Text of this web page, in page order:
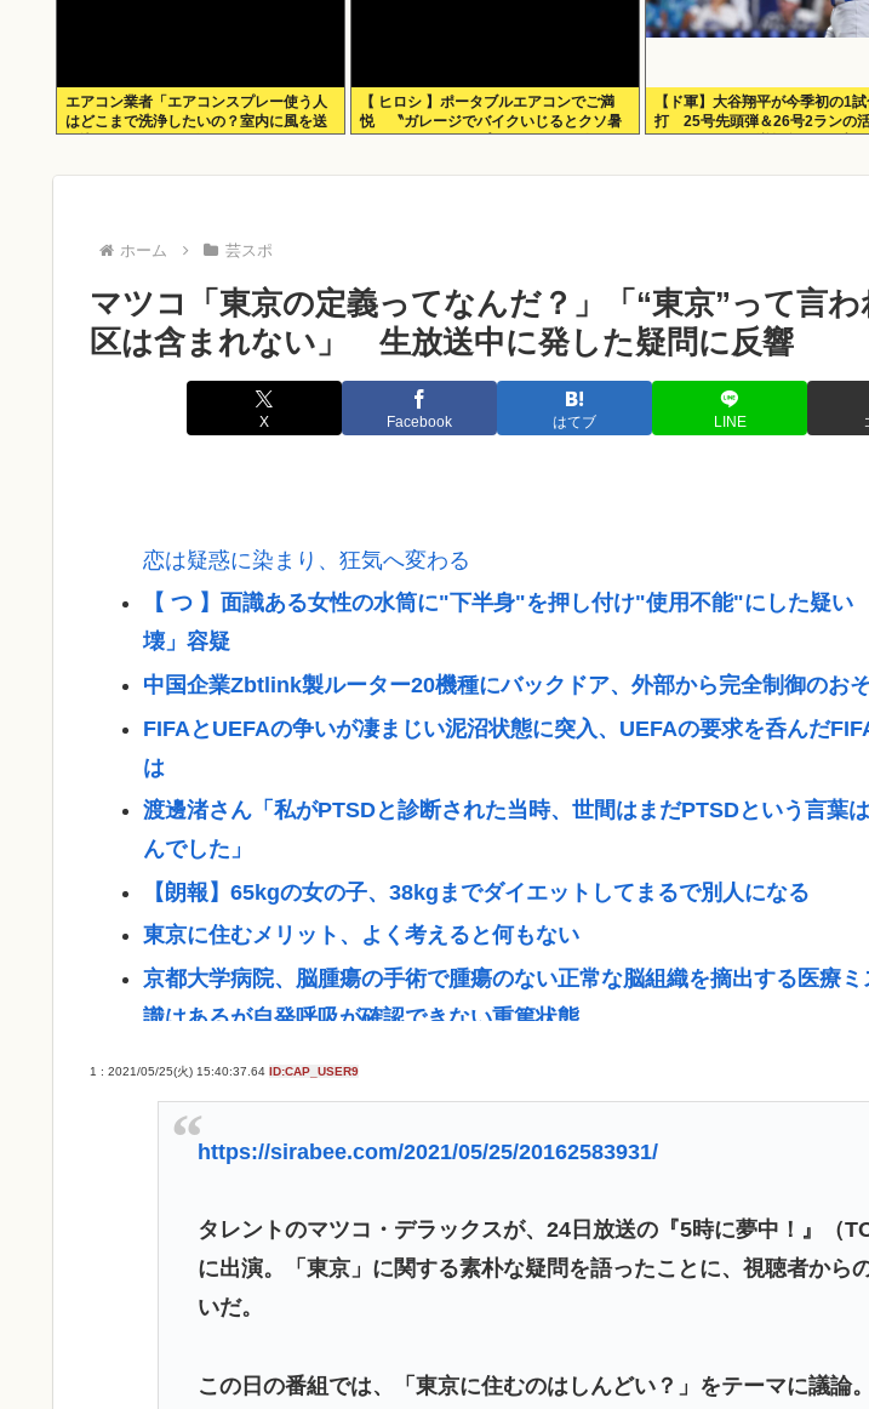
エアコン業者「エアコンスプレー使う人
はどこまで洗浄したいの？室内に風を送
り込んでるファンは汚いままですよ」
【 ヒロシ 】ポータブルエアコンでご満
悦 〝ガレージでバイクいじるとクソ暑
いんで〟〝キャンプのテントでも使えま
【ド軍】大谷翔平が今季初の1
打 25号先頭弾＆26号2ランの
おドジャースは逆転負けで6連
ホーム 芸スポ
マツコ「東京の定義ってなんだ？」「“東京”って言
区は含まれない」 生放送中に発した疑問に反響
X Facebook はてブ LINE
恋は疑惑に染まり、狂気へ変わる
【 つ 】面識ある女性の水筒に"下半身"を押し付け"使用不能"にした疑
壊」容疑
中国企業Zbtlink製ルーター20機種にバックドア、外部から完全制御のおそ
FIFAとUEFAの争いが凄まじい泥沼状態に突入、UEFAの要求を呑んだ
は
渡邊渚さん「私がPTSDと診断された当時、世間はまだPTSDという言葉
んでした」
【朗報】65kgの女の子、38kgまでダイエットしてまるで別人になる
東京に住むメリット、よく考えると何もない
京都大学病院、脳腫瘍の手術で腫瘍のない正常な脳組織を摘出する医療
識はあるが自発呼吸が確認できない重篤状態
トランプ氏、「出産旅行」禁じる大統領令 米国籍取得を目的とした中国
視
【最新画像】GLAY・TERU＆パフィー亜美、レアな夫婦ショットを公開し
都市、ではトップ3は？
【衝撃】有識者さん「範馬勇次郎とクリリンが戦ったら勝負にならないほ
勝」www
日本人が減り「外国人が増えた」市区町村ランキング 5位は埼玉県川口市
1 : 2021/05/25(火) 15:40:37.64 ID:CAP_USER9
https://sirabee.com/2021/05/25/20162583931/
タレントのマツコ・デラックスが、24日放送の『5時に夢中！』（
に出演。「東京」に関する素朴な疑問を語ったことに、視聴者から
いだ。
この日の番組では、「東京に住むのはしんどい？」をテーマに議論